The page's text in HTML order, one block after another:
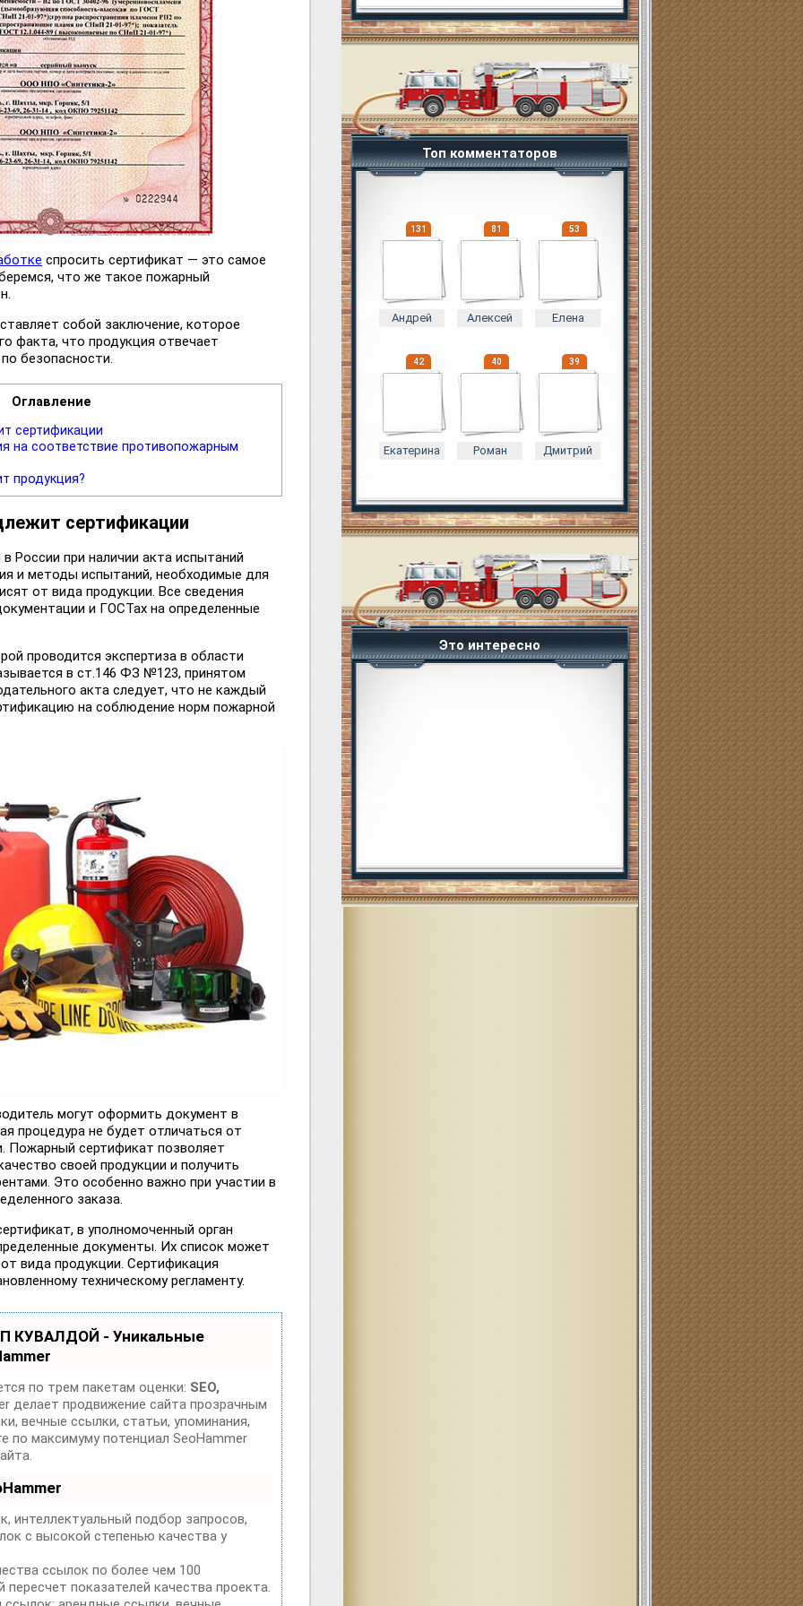
спросить сертификат — это самое
что же такое пожарный
собой заключение, которое
факта, что продукция отвечает
безопасности.
Оглавление
сертификации
на соответствие противопожарным
продукция?
сертификации
России при наличии акта испытаний
и методы испытаний, необходимые для
от вида продукции. Все сведения
и ГОСТах на определенные
проводится экспертиза в области
в ст.146 ФЗ №123, принятом
акта следует, что не каждый
на соблюдение норм пожарной
могут оформить документ в
процедура не будет отличаться от
Пожарный сертификат позволяет
своей продукции и получить
Это особенно важно при участии в
заказа.
в уполномоченный орган
документы. Их список может
вида продукции. Сертификация
техническому регламенту.
КУВАЛДОЙ - Уникальные
по трем пакетам оценки: SEO,
делает продвижение сайта прозрачным
вечные ссылки, статьи, упоминания,
по максимуму потенциал SeoHammer
интеллектуальный подбор запросов,
с высокой степенью качества у
ссылок по более чем 100
показателей качества проекта.
Топ комментаторов
131
Андрей
81
Алексей
53
Елена
42
Екатерина
40
Роман
39
Дмитрий
Это интересно